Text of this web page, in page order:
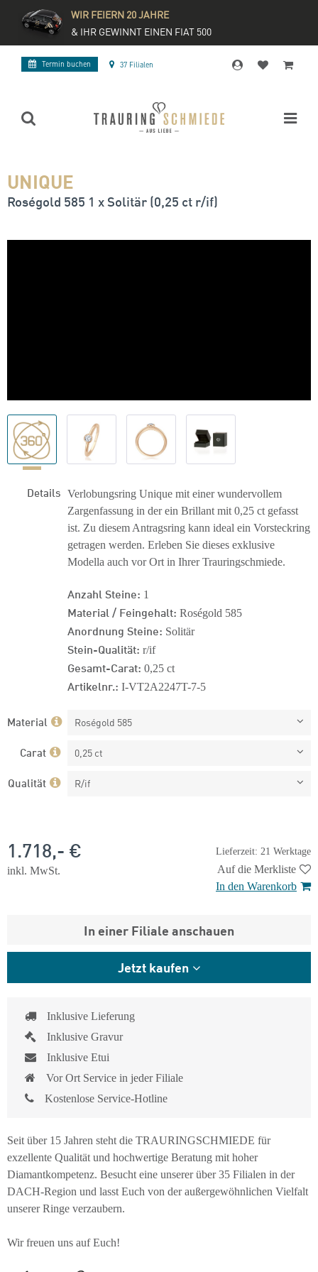
WIR FEIERN 20 JAHRE
& IHR GEWINNT EINEN FIAT 500
Termin buchen 37 Filialen
UNIQUE
Roségold 585 1 x Solitär (0,25 ct r/if)
Details Verlobungsring Unique mit einer wundervollem
Zargenfassung in der ein Brillant mit 0,25 ct gefasst
ist. Zu diesem Antragsring kann ideal ein Vorsteckring
getragen werden. Erleben Sie dieses exklusive
Modella auch vor Ort in Ihrer Trauringschmiede.
Anzahl Steine: 1
Material / Feingehalt: Roségold 585
Anordnung Steine: Solitär
Stein-Qualität: r/if
Gesamt-Carat: 0,25 ct
Artikelnr.: I-VT2A2247T-7-5
Material Roségold 585
Carat 0,25 ct
Qualität R/if
Lieferzeit: 21 Werktage
1.718,- €
inkl. MwSt.
Auf die Merkliste
In den Warenkorb
In einer Filiale anschauen
Jetzt kaufen
Inklusive Lieferung
Inklusive Gravur
Inklusive Etui
Vor Ort Service in jeder Filiale
Kostenlose Service-Hotline
Seit über 15 Jahren steht die TRAURINGSCHMIEDE für
exzellente Qualität und hochwertige Beratung mit hoher
Diamantkompetenz. Besucht eine unserer über 35 Filialen in der
DACH-Region und lasst Euch von der außergewöhnlichen Vielfalt
unserer Ringe verzaubern.
Wir freuen uns auf Euch!